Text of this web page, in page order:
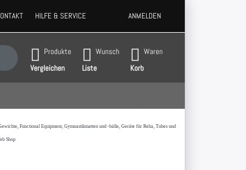
HILFE & SERVICE ANMELDEN
Drücken Sie die Eingabetaste, um alle Ergebnisse aufzurufen.
Produkte
Vergleichen
Wunsch
Liste
Waren
Korb
Functional Equipment, Gymnastikmatten und -bälle, Geräte für Reha, Tubes und
Shop